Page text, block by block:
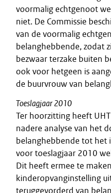
voormalig echtgenoot
niet. De Commissie
van de voormalig
belanghebbende, zodat
bezwaar terzake buiten
ook voor hetgeen is
de buurvrouw van
Toeslagjaar 2010
Ter hoorzitting heeft
nadere analyse van het
belanghebbende tot het
voor toeslagjaar 2010
Dit heeft ermee te
kinderopvanginstelling
teruggevorderd van